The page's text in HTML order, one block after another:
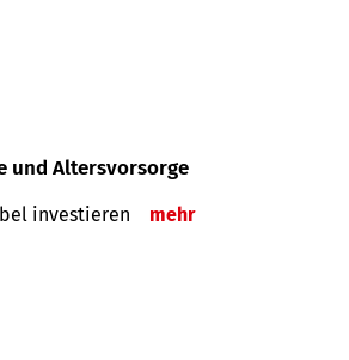
und Altersvorsorge
investieren mehr